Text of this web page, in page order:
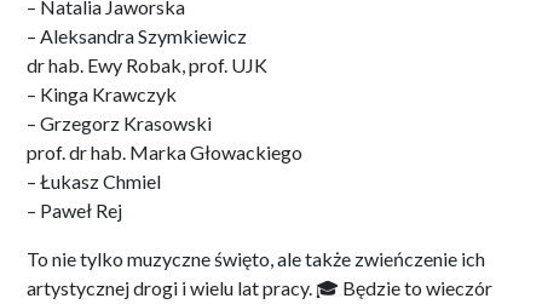
– Natalia Jaworska
– Aleksandra Szymkiewicz
dr hab. Ewy Robak, prof. UJK
– Kinga Krawczyk
– Grzegorz Krasowski
prof. dr hab. Marka Głowackiego
– Łukasz Chmiel
– Paweł Rej
To nie tylko muzyczne święto, ale także zwieńczenie ich
artystycznej drogi i wielu lat pracy. 🎓 Będzie to wieczór